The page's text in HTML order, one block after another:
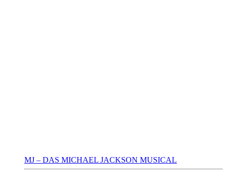
MJ – DAS MICHAEL JACKSON MUSICAL